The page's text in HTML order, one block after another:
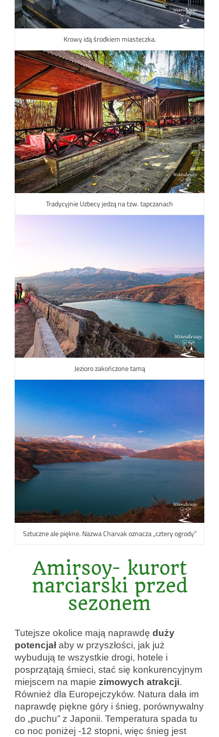
Krowy idą środkiem miasteczka.
Tradycyjnie Uzbecy jedzą na tzw. tapczanach
Jezioro zakończone tamą
Sztuczne ale piękne. Nazwa Charvak oznacza „cztery ogrody”
Amirsoy- kurort
narciarski przed
sezonem
Tutejsze okolice mają naprawdę duży
potencjał aby w przyszłości, jak już
wybudują te wszystkie drogi, hotele i
posprzątają śmieci, stać się konkurencyjnym
miejscem na mapie zimowych atrakcji.
Również dla Europejczyków. Natura dała im
naprawdę piękne góry i śnieg, porównywalny
do „puchu” z Japonii. Temperatura spada tu
co noc poniżej -12 stopni, więc śnieg jest